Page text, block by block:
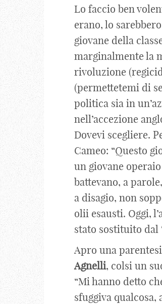
Lo faccio ben
erano, lo
giovane della
marginalmente la
rivoluzione
(permettetemi di
politica sia in
nell’accezione
Dovevi scegliere.
Cameo: “Questo
un giovane
battevano, a
a disagio, non
olii esausti. Oggi,
stato sostituito dal
Apro una
Agnelli, colsi un
“Mi hanno detto
sfuggiva